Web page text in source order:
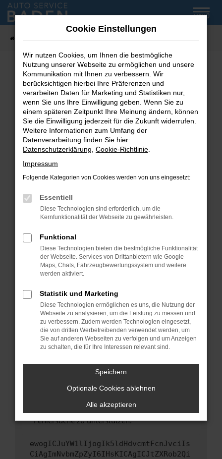
Zum
Hauptinhalt
MENÜ
Fehler: Network Error
Beim Laden ist ein Fehler aufgetreten.
Hier sind ein paar Tipps, die dir helfen können:
Überprüfe deine Firewall und deine
Internetverbindung.
Laden andere Webseiten, zum Beispiel deine
Suchmaschine?
Prüfe deine Browsererweiterungen.
können das Laden bestimmter Seiten
verhindern. Funktioniert die Seite in einem
Fenster?
Starte dein Gerät neu.
Das kann manchmal helfen, vorübergehende
Probleme zu beheben.
Betriebssystem auf dem neuesten Stand
sind.
Veraltete Software birgt nicht nur ein
Sicherheitsrisiko, sondern kann auch dazu
führen, dass bestimmte Funktionen nicht mehr
unterstützt werden.
Wende dich an den Webseitenbetreiber.
Wenn du alle oben genannten Schritte versucht
hast, kontaktiere uns bitte. Wir werden
uns diesen Text schicken, um uns bei der
Fehlersuche zu unterstützen:
ewogICJuYW1lIjogIk5ldHdvcmtFcnJvciIs
CiAgImNvbmZpZyI6IHsKICAgICJtZXRob2Qi
Cookie Einstellungen
Wir nutzen Cookies, um Ihnen die bestmögliche
Nutzung unserer Webseite zu ermöglichen und unsere
Kommunikation mit Ihnen zu verbessern. Wir
berücksichtigen hierbei Ihre Präferenzen und
verarbeiten Daten für Marketing und Statistiken nur,
wenn Sie uns Ihre Einwilligung geben. Wenn Sie zu
einem späteren Zeitpunkt Ihre Meinung ändern, können
Sie die Einwilligung jederzeit für die Zukunft widerrufen.
Weitere Informationen zum Umfang der
Datenverarbeitung finden Sie hier:
Datenschutzerklärung Cookie-Richtlinie
Impressum
Folgende Kategorien von Cookies werden von uns eingesetzt:
Essentiell
Diese Technologien sind erforderlich, um die
Kernfunktionalität der Webseite zu gewährleisten.
Funktional
Diese Technologien bieten die bestmögliche Funktionalität
der Webseite. Services von Drittanbietern wie Google
Maps, Chats, Fahrzeugbewertungssystem und weitere
werden aktiviert.
Statistik und Marketing
Diese Technologien ermöglichen es uns, die Nutzung der
Webseite zu analysieren, um die Leistung zu messen und
zu verbessern. Zudem werden Technologien eingesetzt,
die von dritten Werbetreibenden verwendet werden, um
Sie auf anderen Webseiten zu verfolgen und um Anzeigen
zu schalten, die für Ihre Interessen relevant sind.
Speichern
Optionale Cookies ablehnen
Alle akzeptieren